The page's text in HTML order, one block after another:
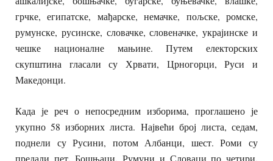
грчке, египатске, мађарске, немачке, пољске, ромске,
румунске, русинске, словачке, словеначке, украјинске и
чешке националне мањине. Путем електорских
скупштина гласали су Хрвати, Црногорци, Руси и
Македонци.
Када је реч о непосредним изборима, проглашено је
укупно 58 изборних листа. Највећи број листа, седам,
поднели су Русини, потом Албанци, шест. Роми су
предали пет, Бошњаци, Румуни и Словаци по четири,